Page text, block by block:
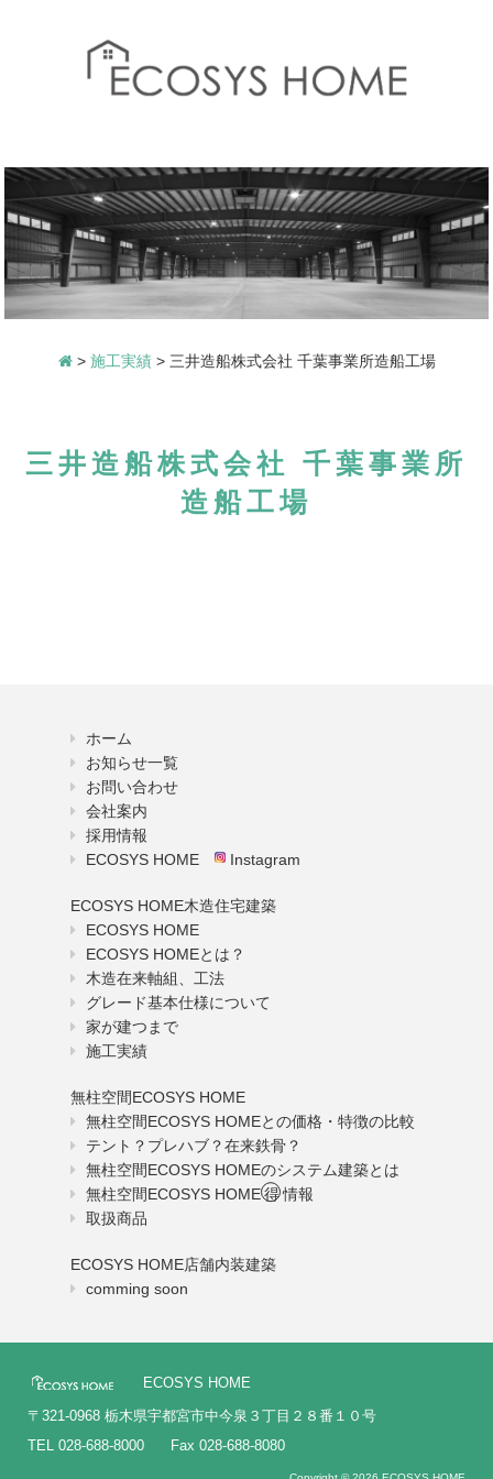
> 施工実績> 三井造船株式会社 千葉事業所造船工場
三井造船株式会社 千葉事業所
造船工場
ホーム
お知らせ一覧
お問い合わせ
会社案内
採用情報
ECOSYS HOME
Instagram
ECOSYS HOME木造住宅建築
ECOSYS HOME
ECOSYS HOMEとは？
木造在来軸組、工法
グレード基本仕様について
家が建つまで
施工実績
無柱空間ECOSYS HOME
無柱空間ECOSYS HOMEとの価格・特徴の比較
テント？プレハブ？在来鉄骨？
無柱空間ECOSYS HOMEのシステム建築とは
無柱空間ECOSYS HOME得情報
取扱商品
ECOSYS HOME店舗内装建築
comming soon
ECOSYS HOME
〒321-0968 栃木県宇都宮市中今泉３丁目２８番１０号
TEL 028-688-8000
Fax 028-688-8080